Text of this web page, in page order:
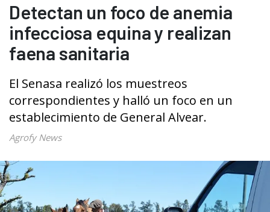
Detectan un foco de anemia
infecciosa equina y realizan
faena sanitaria
El Senasa realizó los muestreos
correspondientes y halló un foco en un
establecimiento de General Alvear.
Agrofy News